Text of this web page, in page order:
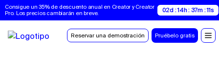
Consigue un 35% de descuento anual en Creator y Creator
Pro. Los precios cambiarán en breve.
02d : 14h : 37m : 11s
Reservar una demostración Pruébelo gratis